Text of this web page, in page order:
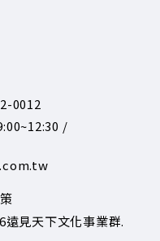
0012
/
遠見天下文化事業群.